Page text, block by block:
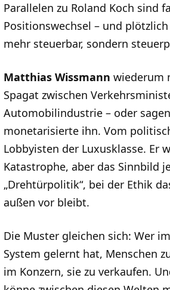
Parallelen zu Roland Koch sind
Positionswechsel – und
mehr steuerbar, sondern
Matthias Wissmann wiederum
Spagat zwischen
Automobilindustrie – oder
monetarisierte ihn. Vom
Lobbyisten der Luxusklasse. Er
Katastrophe, aber das Sinnbild
„Drehtürpolitik“, bei der Ethik
außen vor bleibt.
Die Muster gleichen sich: Wer
System gelernt hat, Menschen
im Konzern, sie zu verkaufen.